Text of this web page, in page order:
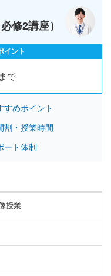
修2講座）
イント
で
すめポイント
割・授業時間
ート体制
授業